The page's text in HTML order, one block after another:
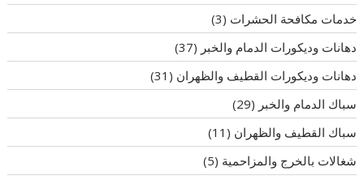
خدمات مكافحة الحشرات (3)
دهانات وديكورات الدمام والخبر (37)
دهانات وديكورات القطيف والظهران (31)
سباك الدمام والخبر (29)
سباك القطيف والظهران (11)
شغالات بالخرج والمزاحمية (5)